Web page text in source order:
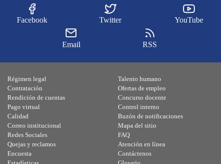
Facebook Twitter YouTube
Email RSS
Régimen legal
Contratación
Rendición de cuentas
Pago virtual
Calidad
Talento humano
Ofertas de empleo
Concurso docente
Control interno
Buzón de notificaciones
Correo institucional
Redes Sociales
Quejas y reclamos
Encuesta
Mapa del sitio
FAQ
Atención en línea
Contáctenos